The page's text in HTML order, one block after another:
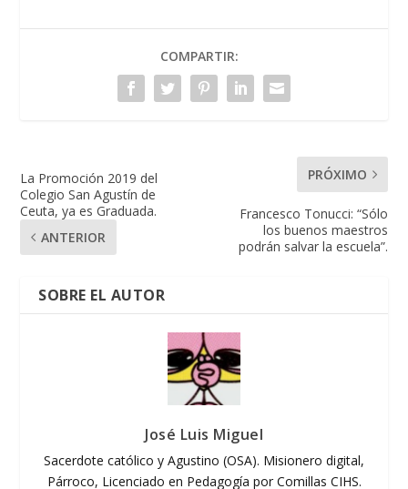
COMPARTIR:
La Promoción 2019 del
Colegio San Agustín de
Ceuta, ya es Graduada.
ANTERIOR
PRÓXIMO
Francesco Tonucci: “Sólo
los buenos maestros
podrán salvar la escuela”.
SOBRE EL AUTOR
José Luis Miguel
Sacerdote católico y Agustino (OSA). Misionero digital,
Párroco, Licenciado en Pedagogía por Comillas CIHS.